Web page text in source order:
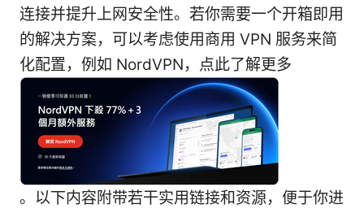
连接并提升上网安全性。若你需要一个开箱即用
的解决方案，可以考虑使用商用 VPN 服务来简
化配置，例如 NordVPN，点此了解更多
。以下内容附带若干实用链接和资源，便于你进